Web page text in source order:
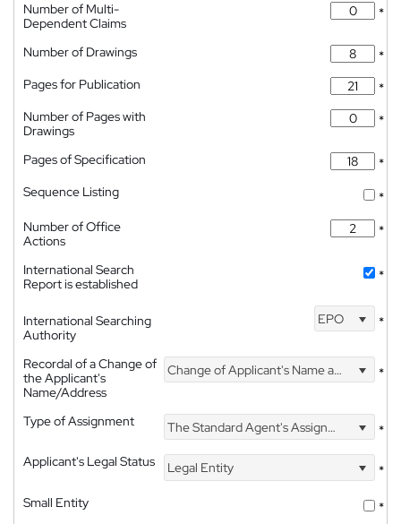
Number of Multi-
Dependent Claims
*
Number of Drawings
*
Pages for Publication
*
Number of Pages with
Drawings
*
Pages of Specification
*
Sequence Listing
*
Number of Office
Actions
*
International Search
Report is established
*
International Searching
Authority
EPO *
Recordal of a Change of
the Applicant's
Name/Address
Change of Applicant's Name and Address *
Type of Assignment The Standard Agent's Assignment
*
Applicant's Legal Status
Legal Entity
*
Small Entity
*